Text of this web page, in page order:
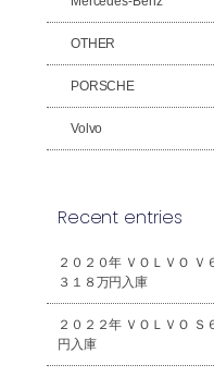
OTHER
PORSCHE
Volvo
Recent entries
２０２０年 ＶＯＬＶＯ
３１８万円入庫
２０２２年 ＶＯＬＶＯ
円入庫